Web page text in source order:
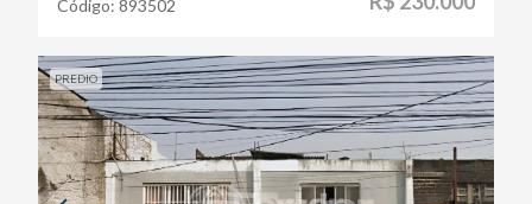
Código: 893502
PREDIO